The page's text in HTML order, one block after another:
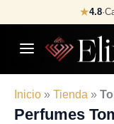
to
content
★4.8·
Inicio » Tienda »
Perfumes